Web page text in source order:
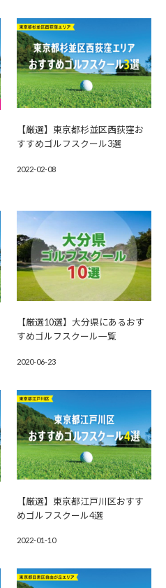
【厳選】東京都杉並区西荻窪お
すすめゴルフスクール3選
2022-02-08
【厳選10選】大分県にあるおす
すめゴルフスクール一覧
2020-06-23
【厳選】東京都江戸川区おすす
めゴルフスクール4選
2022-01-10